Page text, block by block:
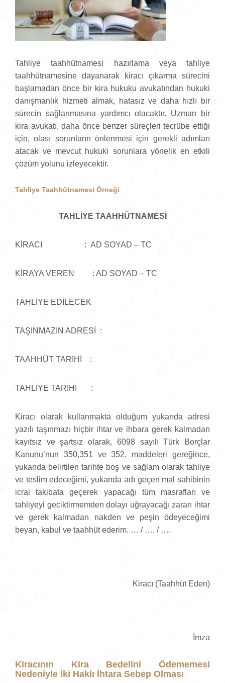
Tahliye taahhütnamesi hazırlama veya tahliye
taahhütnamesine dayanarak kiracı çıkarma sürecini
başlamadan önce bir kira hukuku avukatından hukuki
danışmanlık hizmeti almak, hatasız ve daha hızlı bir
sürecin sağlanmasına yardımcı olacaktır. Uzman bir
kira avukatı, daha önce benzer süreçleri tecrübe ettiği
için, olası sorunların önlenmesi için gerekli adımları
atacak ve mevcut hukuki sorunlara yönelik en etkili
çözüm yolunu izleyecektir.
Tahliye Taahhütnamesi Örneği
TAHLİYE TAAHHÜTNAMESİ
KİRACI : AD SOYAD – TC
KİRAYA VEREN : AD SOYAD – TC
TAHLİYE EDİLECEK
TAŞINMAZIN ADRESİ :
TAAHHÜT TARİHİ :
TAHLİYE TARİHİ :
Kiracı olarak kullanmakta olduğum yukarıda adresi
yazılı taşınmazı hiçbir ihtar ve ihbara gerek kalmadan
kayıtsız ve şartsız olarak, 6098 sayılı Türk Borçlar
Kanunu’nun 350,351 ve 352. maddeleri gereğince,
yukarıda belirtilen tarihte boş ve sağlam olarak tahliye
ve teslim edeceğimi, yukarıda adı geçen mal sahibinin
icrai takibata geçerek yapacağı tüm masrafları ve
tahliyeyi geciktirmemden dolayı uğrayacağı zararı ihtar
ve gerek kalmadan nakden ve peşin ödeyeceğimi
beyan, kabul ve taahhüt ederim. … / …. / ….
Kiracı (Taahhüt Eden)
İmza
Kiracının Kira Bedelini Ödememesi
Nedeniyle İki Haklı İhtara Sebep Olması